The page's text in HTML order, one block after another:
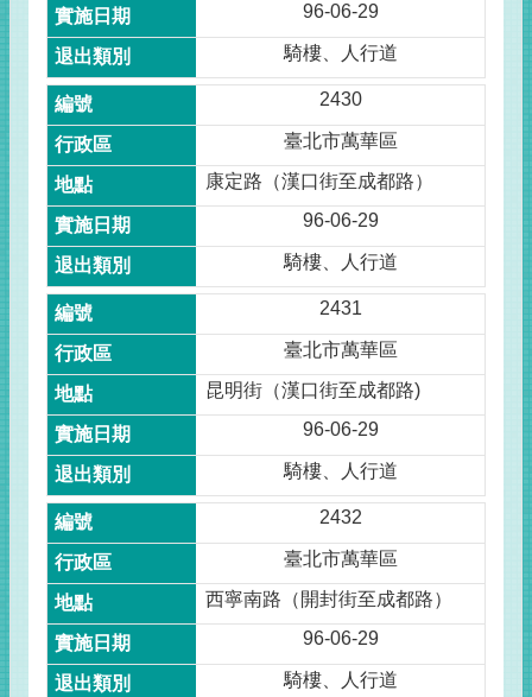
96-06-29
騎樓、人行道
2430
臺北市萬華區
康定路（漢口街至成都路）
96-06-29
騎樓、人行道
2431
臺北市萬華區
昆明街（漢口街至成都路)
96-06-29
騎樓、人行道
2432
臺北市萬華區
西寧南路（開封街至成都路）
96-06-29
騎樓、人行道